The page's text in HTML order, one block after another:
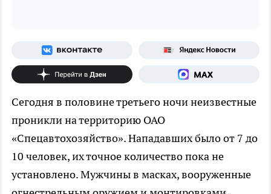
Сегодня в половине третьего ночи неизвестные
проникли на территорию ОАО
«Спецавтохозяйство». Нападавших было от 7 до
10 человек, их точное количество пока не
установлено. Мужчины в масках, вооруженные